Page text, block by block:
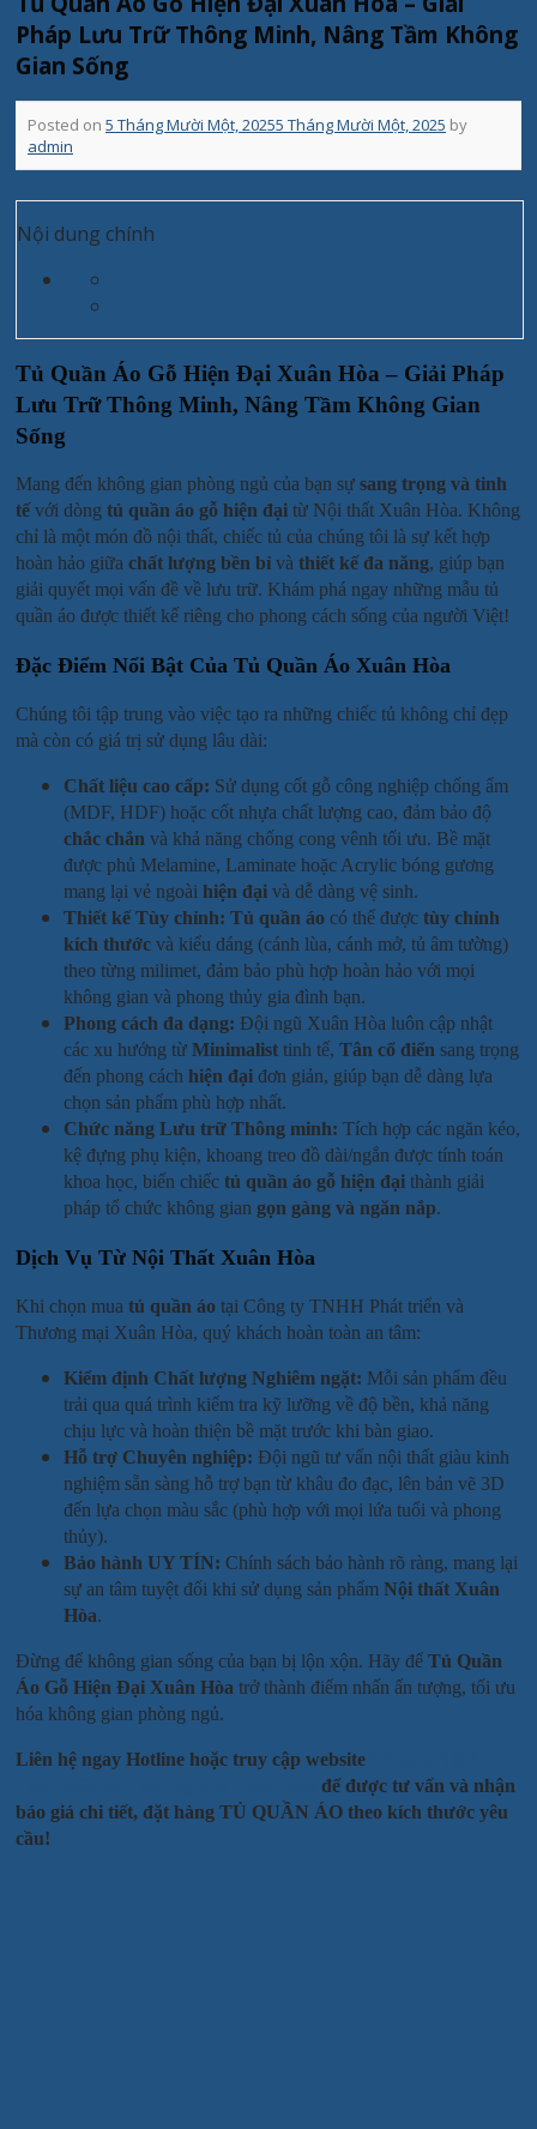
Pháp Lưu Trữ Thông Minh, Nâng Tầm Không
Gian Sống
Posted on 5 Tháng Mười Một, 20255 Tháng Mười Một, 2025 by
admin
Nội dung chính
Tủ Quần Áo Gỗ Hiện Đại Xuân Hòa – Giải Pháp
Lưu Trữ Thông Minh, Nâng Tầm Không Gian
Sống
Mang đến không gian phòng ngủ của bạn sự sang trọng và tinh
tếvới dòng tủ quần áo gỗ hiện đại từ Nội thất Xuân Hòa. Không
chỉ là một món đồ nội thất, chiếc tủ của chúng tôi là sự kết hợp
hoàn hảo giữa chất lượng bền bỉ và thiết kế đa năng, giúp bạn
giải quyết mọi vấn đề về lưu trữ. Khám phá ngay những mẫu tủ
quần áo được thiết kế riêng cho phong cách sống của người Việt!
Đặc Điểm Nổi Bật Của Tủ Quần Áo Xuân Hòa
Chúng tôi tập trung vào việc tạo ra những chiếc tủ không chỉ đẹp
mà còn có giá trị sử dụng lâu dài:
Chất liệu cao cấp: Sử dụng cốt gỗ công nghiệp chống ẩm
(MDF, HDF) hoặc cốt nhựa chất lượng cao, đảm bảo độ
chắc chắn và khả năng chống cong vênh tối ưu. Bề mặt
được phủ Melamine, Laminate hoặc Acrylic bóng gương
mang lại vẻ ngoài hiện đại và dễ dàng vệ sinh.
Thiết kế Tùy chỉnh: Tủ quần áo có thể được tùy chỉnh
kích thước và kiểu dáng (cánh lùa, cánh mở, tủ âm tường)
theo từng milimet, đảm bảo phù hợp hoàn hảo với mọi
không gian và phong thủy gia đình bạn.
Phong cách đa dạng: Đội ngũ Xuân Hòa luôn cập nhật
các xu hướng từ Minimalist tinh tế, Tân cổ điển sang trọng
đến phong cách hiện đại đơn giản, giúp bạn dễ dàng lựa
chọn sản phẩm phù hợp nhất.
Chức năng Lưu trữ Thông minh: Tích hợp các ngăn kéo,
kệ đựng phụ kiện, khoang treo đồ dài/ngắn được tính toán
khoa học, biến chiếc tủ quần áo gỗ hiện đại thành giải
pháp tổ chức không gian gọn gàng và ngăn nắp.
Dịch Vụ Từ Nội Thất Xuân Hòa
Khi chọn mua tủ quần áo tại Công ty TNHH Phát triển và
Thương mại Xuân Hòa, quý khách hoàn toàn an tâm:
Kiểm định Chất lượng Nghiêm ngặt: Mỗi sản phẩm đều
trải qua quá trình kiểm tra kỹ lưỡng về độ bền, khả năng
chịu lực và hoàn thiện bề mặt trước khi bàn giao.
Hỗ trợ Chuyên nghiệp: Đội ngũ tư vấn nội thất giàu kinh
nghiệm sẵn sàng hỗ trợ bạn từ khâu đo đạc, lên bản vẽ 3D
đến lựa chọn màu sắc (phù hợp với mọi lứa tuổi và phong
thủy).
Bảo hành UY TÍN: Chính sách bảo hành rõ ràng, mang lại
sự an tâm tuyệt đối khi sử dụng sản phẩm Nội thất Xuân
Hòa.
Đừng để không gian sống của bạn bị lộn xộn. Hãy để Tủ Quần
Áo Gỗ Hiện Đại Xuân Hòa trở thành điểm nhấn ấn tượng, tối ưu
hóa không gian phòng ngủ.
Liên hệ ngay Hotline hoặc truy cập website
để được tư vấn và nhận
báo giá chi tiết, đặt hàng TỦ QUẦN ÁO theo kích thước yêu
cầu!